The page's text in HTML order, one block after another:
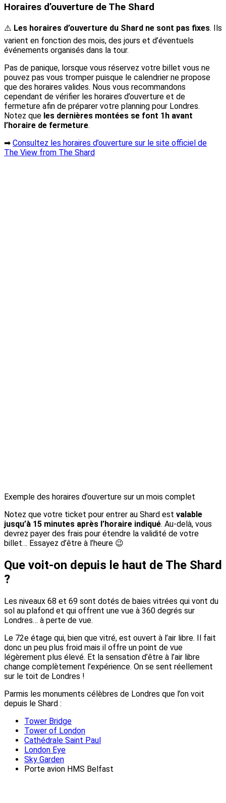
Horaires d’ouverture de The Shard
⚠️ Les horaires d’ouverture du Shard ne sont pas fixes. Ils
varient en fonction des mois, des jours et d’éventuels
événements organisés dans la tour.
Pas de panique, lorsque vous réservez votre billet vous ne
pouvez pas vous tromper puisque le calendrier ne propose
que des horaires valides. Nous vous recommandons
cependant de vérifier les horaires d’ouverture et de
fermeture afin de préparer votre planning pour Londres.
Notez que les dernières montées se font 1h avant
l’horaire de fermeture.
➡ Consultez les horaires d’ouverture sur le site officiel de
The View from The Shard
Exemple des horaires d’ouverture sur un mois complet
Notez que votre ticket pour entrer au Shard est valable
jusqu’à 15 minutes après l’horaire indiqué. Au-delà, vous
devrez payer des frais pour étendre la validité de votre
billet… Essayez d’être à l’heure 😉
Que voit-on depuis le haut de The Shard
?
Les niveaux 68 et 69 sont dotés de baies vitrées qui vont du
sol au plafond et qui offrent une vue à 360 degrés sur
Londres… à perte de vue.
Le 72e étage qui, bien que vitré, est ouvert à l’air libre. Il fait
donc un peu plus froid mais il offre un point de vue
légèrement plus élevé. Et la sensation d’être à l’air libre
change complètement l’expérience. On se sent réellement
sur le toit de Londres !
Parmis les monuments célèbres de Londres que l’on voit
depuis le Shard :
Tower Bridge
Tower of London
Cathédrale Saint Paul
London Eye
Sky Garden
Porte avion HMS Belfast